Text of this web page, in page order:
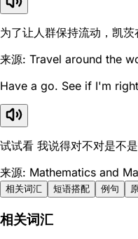
为了让人群保持流动，凯茨
来源: Travel around the
Have a go. See if I'm
试试看 我说得对不对是不
来源: Mathematics and
相关词汇 短语搭配 例句
相关词汇